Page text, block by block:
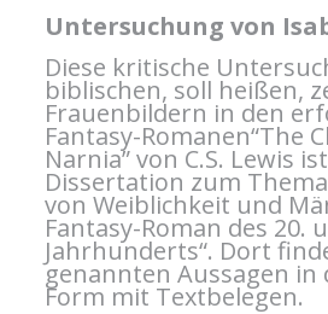
Untersuchung von
Diese kritische
biblischen, soll heißen,
Frauenbildern in den
Fantasy-Romanen“The
Narnia” von C.S. Lewis
Dissertation zum
von Weiblichkeit und
Fantasy-Roman des 20.
Jahrhunderts“. Dort
genannten Aussagen
Form mit Textbelegen.